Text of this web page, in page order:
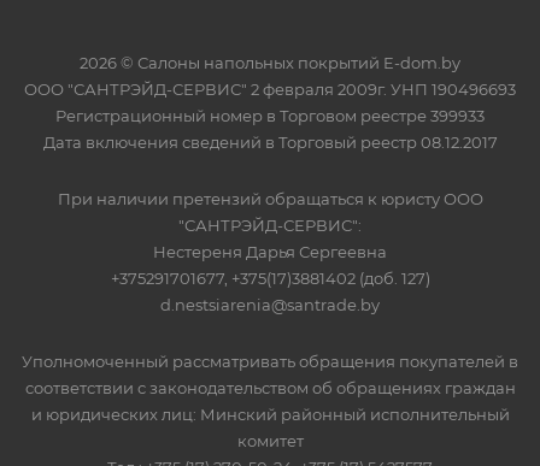
2026 © Салоны напольных покрытий E-dom.by
ООО "САНТРЭЙД-СЕРВИС" 2 февраля 2009г. УНП 190496693
Регистрационный номер в Торговом реестре 399933
Дата включения сведений в Торговый реестр 08.12.2017
При наличии претензий обращаться к юристу ООО
"САНТРЭЙД-СЕРВИС":
Нестереня Дарья Сергеевна
+375291701677, +375(17)3881402 (доб. 127)
d.nestsiarenia@santrade.by
Уполномоченный рассматривать обращения покупателей в
соответствии с законодательством об обращениях граждан
и юридических лиц: Минский районный исполнительный
комитет